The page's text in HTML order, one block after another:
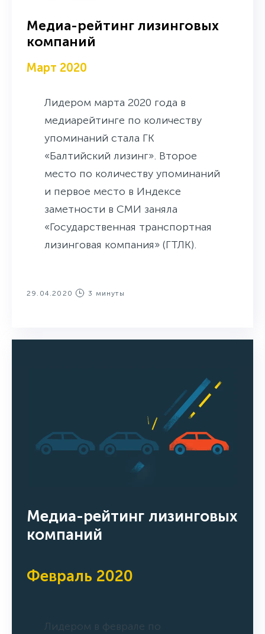
Медиа-рейтинг лизинговых
компаний
Март 2020
Лидером марта 2020 года в
медиарейтинге по количеству
упоминаний стала ГК
«Балтийский лизинг». Второе
место по количеству упоминаний
и первое место в Индексе
заметности в СМИ заняла
«Государственная транспортная
лизинговая компания» (ГТЛК).
29.04.2020 3 минуты
Медиа-рейтинг лизинговых
компаний
Февраль 2020
Лидером в феврале по